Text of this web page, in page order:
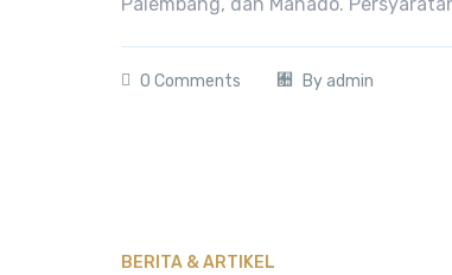
0 Comments Byadmin
BERITA & ARTIKEL